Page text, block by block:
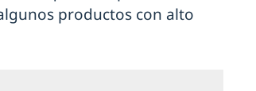
productos con alto